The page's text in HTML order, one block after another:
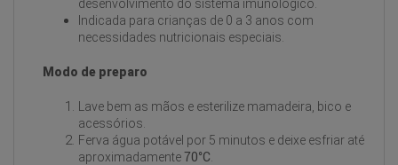
desenvolvimento do sistema imunológico.
Indicada para crianças de 0 a 3 anos com
necessidades nutricionais especiais.
Modo de preparo
Lave bem as mãos e esterilize mamadeira, bico e
acessórios.
Ferva água potável por 5 minutos e deixe esfriar até
aproximadamente70°C